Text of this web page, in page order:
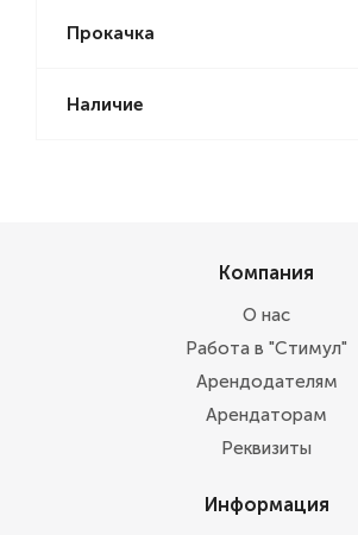
Прокачка
Наличие
Компания
О нас
Работа в "Стимул"
Арендодателям
Арендаторам
Реквизиты
Информация